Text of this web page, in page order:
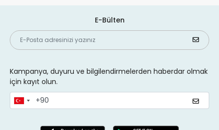
E-Bülten
Kampanya, duyuru ve bilgilendirmelerden haberdar olmak
için kayıt olun.